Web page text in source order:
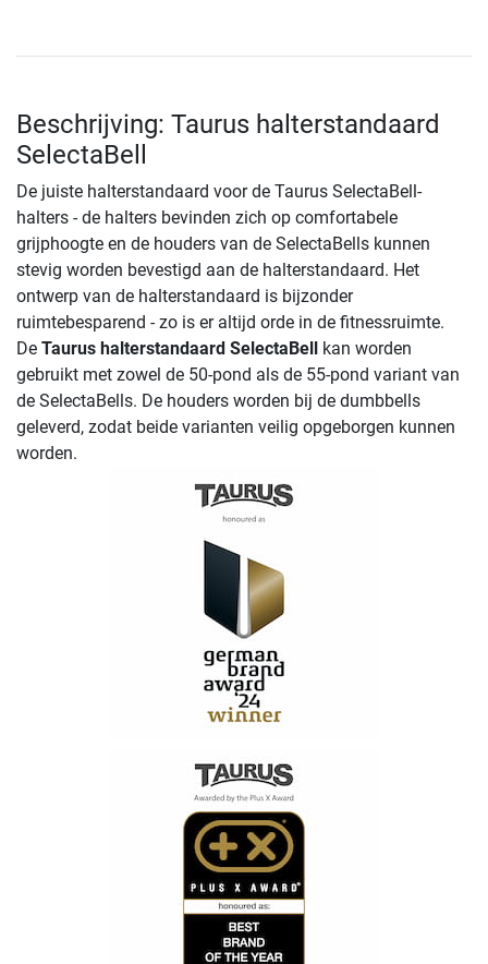
Beschrijving: Taurus halterstandaard
SelectaBell
De juiste halterstandaard voor de Taurus SelectaBell-
halters - de halters bevinden zich op comfortabele
grijphoogte en de houders van de SelectaBells kunnen
stevig worden bevestigd aan de halterstandaard. Het
ontwerp van de halterstandaard is bijzonder
ruimtebesparend - zo is er altijd orde in de fitnessruimte.
De Taurus halterstandaard SelectaBell kan worden
gebruikt met zowel de 50-pond als de 55-pond variant van
de SelectaBells. De houders worden bij de dumbbells
geleverd, zodat beide varianten veilig opgeborgen kunnen
worden.